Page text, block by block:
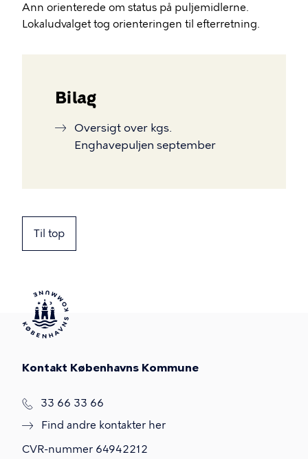
Ann orienterede om status på puljemidlerne.
Lokaludvalget tog orienteringen til efterretning.
Bilag
Oversigt over kgs.
Enghavepuljen september
Til top
Kontakt Københavns Kommune
T
f
33 66 33 66
Find andre kontakter her
CVR-nummer 64942212